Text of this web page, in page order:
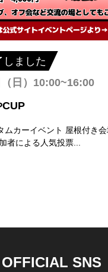
しました
日）10:00~16:00
CUP
ント 屋根付き会場で
交流会 ★参加者による人気投票...
SNS